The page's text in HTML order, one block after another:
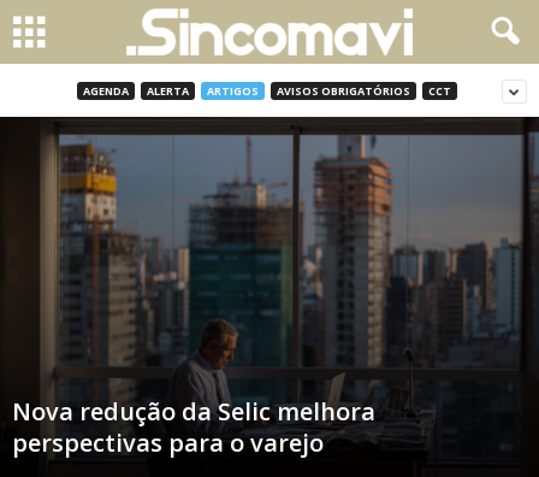
AGENDA ALERTA ARTIGOS AVISOS OBRIGATÓRIOS CCT
Nova redução da Selic melhora
perspectivas para o varejo